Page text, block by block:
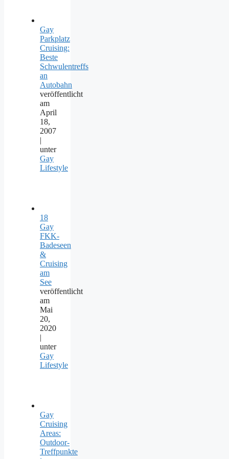
Gay
Parkplatz
Cruising:
Beste
Schwulentreffs
an
Autobahn
veröffentlicht
am
April
18,
2007
|
unter
Gay
Lifestyle
18
Gay
FKK-
Badeseen
&
Cruising
am
See
veröffentlicht
am
Mai
20,
2020
|
unter
Gay
Lifestyle
Gay
Cruising
Areas:
Outdoor-
Treffpunkte